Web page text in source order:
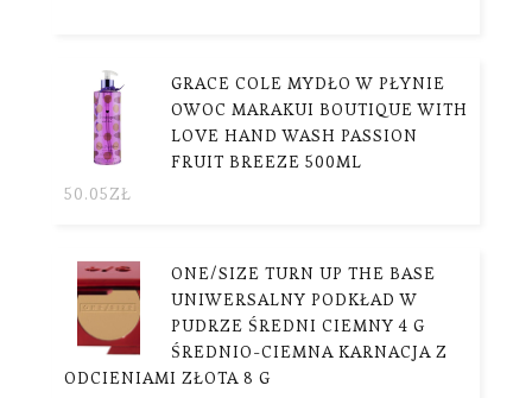
GRACE COLE MYDŁO W PŁYNIE
OWOC MARAKUI BOUTIQUE WITH
LOVE HAND WASH PASSION
FRUIT BREEZE 500ML
50.05ZŁ
ONE/SIZE TURN UP THE BASE
UNIWERSALNY PODKŁAD W
PUDRZE ŚREDNI CIEMNY 4 G
ŚREDNIO-CIEMNA KARNACJA Z
ODCIENIAMI ZŁOTA 8 G